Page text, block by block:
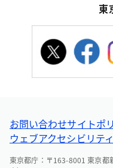
東
お問い合わせサイトポ
ウェブアクセシビリティ
東京都庁：〒163-8001 東京